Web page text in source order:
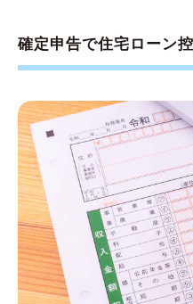
確定申告で住宅ローン